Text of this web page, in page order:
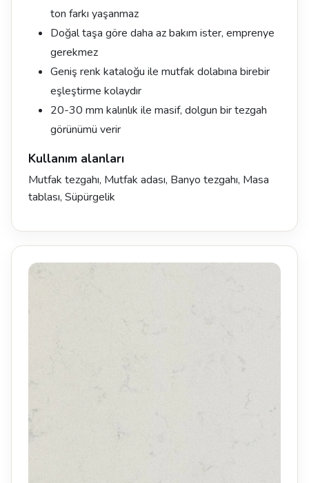
ton farkı yaşanmaz
Doğal taşa göre daha az bakım ister, emprenye
gerekmez
Geniş renk kataloğu ile mutfak dolabına birebir
eşleştirme kolaydır
20-30 mm kalınlık ile masif, dolgun bir tezgah
görünümü verir
Kullanım alanları
Mutfak tezgahı, Mutfak adası, Banyo tezgahı, Masa
tablası, Süpürgelik